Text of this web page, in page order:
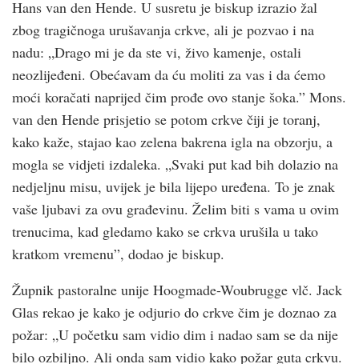
Hans van den Hende. U susretu je biskup izrazio žal
zbog tragičnoga urušavanja crkve, ali je pozvao i na
nadu: „Drago mi je da ste vi, živo kamenje, ostali
neozlijeđeni. Obećavam da ću moliti za vas i da ćemo
moći koračati naprijed čim prođe ovo stanje šoka.” Mons.
van den Hende prisjetio se potom crkve čiji je toranj,
kako kaže, stajao kao zelena bakrena igla na obzorju, a
mogla se vidjeti izdaleka. „Svaki put kad bih dolazio na
nedjeljnu misu, uvijek je bila lijepo uređena. To je znak
vaše ljubavi za ovu građevinu. Želim biti s vama u ovim
trenucima, kad gledamo kako se crkva urušila u tako
kratkom vremenu”, dodao je biskup.
Župnik pastoralne unije Hoogmade-Woubrugge vlč. Jack
Glas rekao je kako je odjurio do crkve čim je doznao za
požar: „U početku sam vidio dim i nadao sam se da nije
bilo ozbiljno. Ali onda sam vidio kako požar guta crkvu.